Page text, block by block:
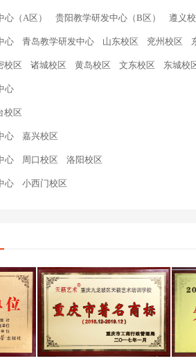
（A区） 贵阳教学研发中心（B区） 遵义
心 青岛教学研发中心 山东校区 兖州校区
校区 诸城校区 黄岛校区 文东校区 东城校
心
校区
心 嘉兴校区
心 周口校区 洛阳校区
心 小西门校区